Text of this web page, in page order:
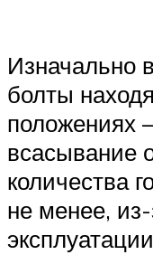
Изначально
болты
положениях
всасывание
количества
не менее,